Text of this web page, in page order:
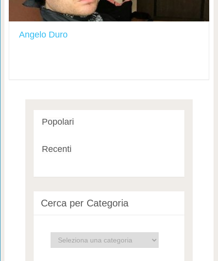
Angelo Duro
Popolari
Recenti
Cerca per Categoria
Cerca
per